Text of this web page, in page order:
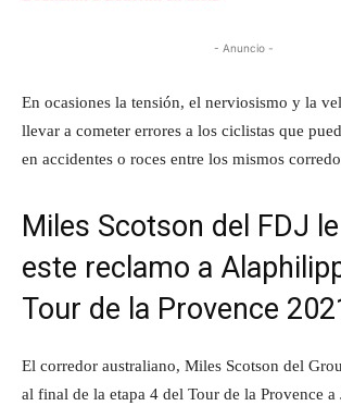
- Anuncio -
En ocasiones la tensión, el nerviosismo y la
llevar a cometer errores a los ciclistas que
en accidentes o roces entre los mismos
Miles Scotson del FDJ
este reclamo a
Tour de la Provence
El corredor australiano, Miles Scotson del
al final de la etapa 4 del Tour de la Provence